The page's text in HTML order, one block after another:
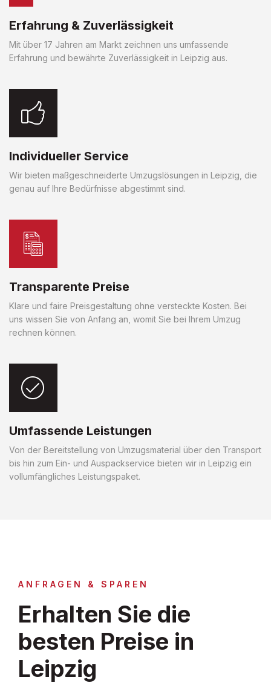
Erfahrung & Zuverlässigkeit
Mit über 17 Jahren am Markt zeichnen uns umfassende
Erfahrung und bewährte Zuverlässigkeit in Leipzig aus.
Individueller Service
Wir bieten maßgeschneiderte Umzugslösungen in Leipzig, die
genau auf Ihre Bedürfnisse abgestimmt sind.
Transparente Preise
Klare und faire Preisgestaltung ohne versteckte Kosten. Bei
uns wissen Sie von Anfang an, womit Sie bei Ihrem Umzug
rechnen können.
Umfassende Leistungen
Von der Bereitstellung von Umzugsmaterial über den Transport
bis hin zum Ein- und Auspackservice bieten wir in Leipzig ein
vollumfängliches Leistungspaket.
ANFRAGEN & SPAREN
Erhalten Sie die
besten Preise in
Leipzig